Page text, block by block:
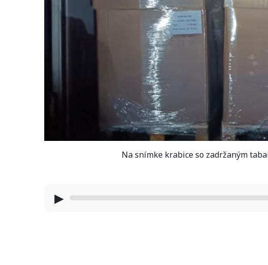
Na snímke krabice so zadržaným
▶